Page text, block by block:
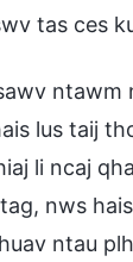
tas ces
lus taij
li ncaj
nws
ntau